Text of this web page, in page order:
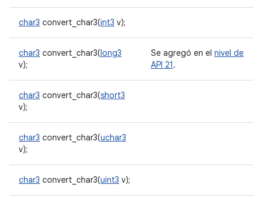
char3 convert_char3(int3 v);
char3 convert_char3(long3
v);
Se agregó en el nivel de
API 21.
char3 convert_char3(short3
v);
char3 convert_char3(uchar3
v);
char3 convert_char3(uint3 v);